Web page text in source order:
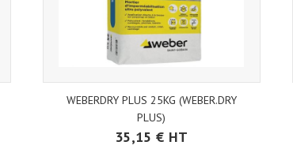
WEBERDRY PLUS 25KG (WEBER.DRY
PLUS)
35,15 € HT